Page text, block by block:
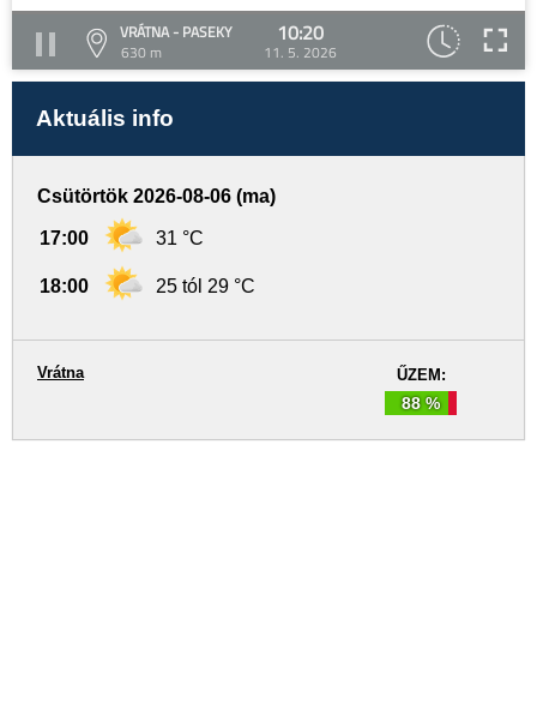
VRÁTNA - PASEKY
630 m
10:20
11. 5. 2026
Aktuális info
Csütörtök 2026-08-06 (ma)
17:00 31 °C
18:00 25 tól 29 °C
ŰZEM:
88 %
Vrátna